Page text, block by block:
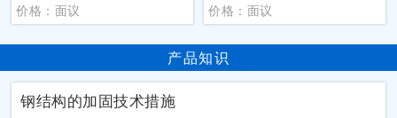
价格：面议 价格：面议
产品知识
钢结构的加固技术措施